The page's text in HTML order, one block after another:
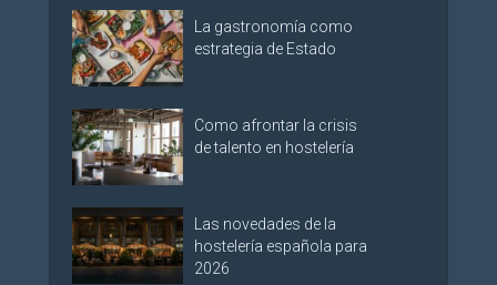
La gastronomía como
estrategia de Estado
Como afrontar la crisis
de talento en hostelería
Las novedades de la
hostelería española para
2026